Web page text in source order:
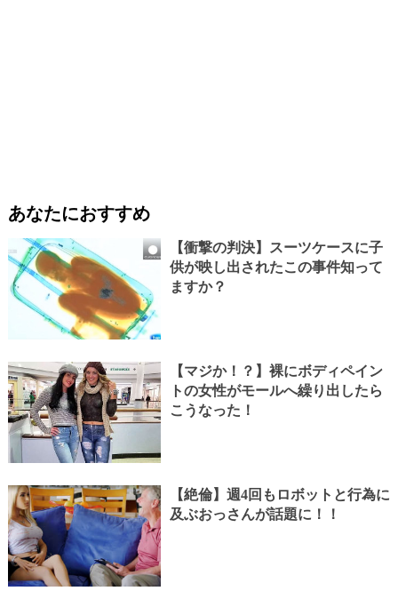
あなたにおすすめ
【衝撃の判決】スーツケースに子
供が映し出されたこの事件知って
ますか？
【マジか！？】裸にボディペイン
トの女性がモールへ繰り出したら
こうなった！
【絶倫】週4回もロボットと行為に
及ぶおっさんが話題に！！